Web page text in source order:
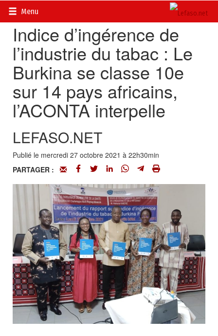
Menu
Accueil>
Indice d’ingérence de
l’industrie du tabac : Le
Burkina se classe 10e
sur 14 pays africains,
l’ACONTA interpelle
LEFASO.NET
Publié le mercredi 27 octobre 2021 à 22h30min
PARTAGER :